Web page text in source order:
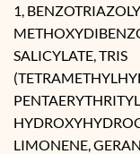
1,
SALICYLATE, TRIS
LIMONENE,